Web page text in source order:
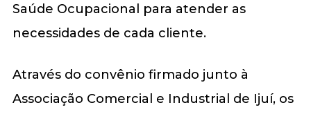
Saúde Ocupacional para atender as
necessidades de cada cliente.
Através do convênio firmado junto à
Associação Comercial e Industrial de Ijuí, os